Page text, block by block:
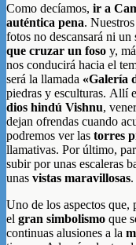
Como decíamos, ir a
auténtica pena.
fotos no descansará ni
que cruzar un foso y,
nos conducirá hacia el
será la llamada «Galería
piedras y esculturas. Allí
dios hindú Vishnu,
dejan ofrendas cuando
podremos ver las torres
llamativas. Por último,
subir por unas escaleras
unas vistas maravillosas.
Uno de los aspectos que,
el gran simbolismo que
continuas alusiones a la